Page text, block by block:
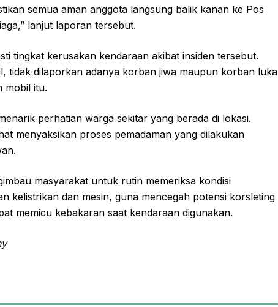
semua aman anggota langsung balik kanan ke Pos
lanjut laporan tersebut.
tingkat kerusakan kendaraan akibat insiden tersebut.
tidak dilaporkan adanya korban jiwa maupun korban luka
mobil itu.
perhatian warga sekitar yang berada di lokasi.
menyaksikan proses pemadaman yang dilakukan
masyarakat untuk rutin memeriksa kondisi
kelistrikan dan mesin, guna mencegah potensi korsleting
memicu kebakaran saat kendaraan digunakan.